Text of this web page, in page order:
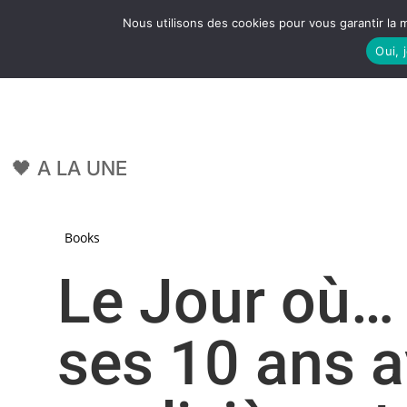
LE
🖤 A LA UNE
Books
Le Jour
ses 10 ans
Nous utilisons des cookies pour vous garantir
Oui,